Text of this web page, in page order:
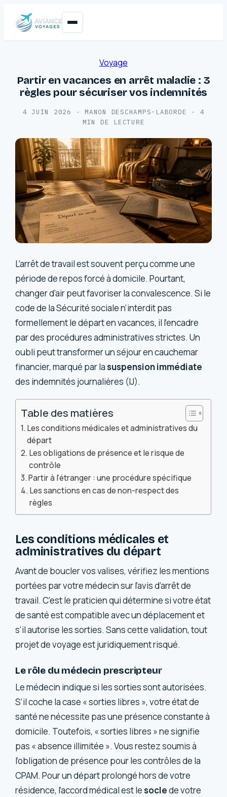
Voyage
Partir en vacances en arrêt maladie : 3
règles pour sécuriser vos indemnités
4 JUIN 2026 · MANON DESCHAMPS-LABORDE ·
4
MIN DE LECTURE
L’arrêt de travail est souvent perçu comme une
période de repos forcé à domicile. Pourtant,
changer d’air peut favoriser la convalescence. Si le
code de la Sécurité sociale n’interdit pas
formellement le départ en vacances, il l’encadre
par des procédures administratives strictes. Un
oubli peut transformer un séjour en cauchemar
financier, marqué par la suspension immédiate
des indemnités journalières (IJ).
Table des matières
Les conditions médicales et administratives du
départ
Les obligations de présence et le risque de
contrôle
Partir à l’étranger : une procédure spécifique
Les sanctions en cas de non-respect des
règles
Les conditions médicales et
administratives du départ
Avant de boucler vos valises, vérifiez les mentions
portées par votre médecin sur l’avis d’arrêt de
travail. C’est le praticien qui détermine si votre état
de santé est compatible avec un déplacement et
s’il autorise les sorties. Sans cette validation, tout
projet de voyage est juridiquement risqué.
Le rôle du médecin prescripteur
Le médecin indique si les sorties sont autorisées.
S’il coche la case « sorties libres », votre état de
santé ne nécessite pas une présence constante à
domicile. Toutefois, « sorties libres » ne signifie
pas « absence illimitée ». Vous restez soumis à
l’obligation de présence pour les contrôles de la
CPAM. Pour un départ prolongé hors de votre
résidence, l’accord médical est le soclede votre